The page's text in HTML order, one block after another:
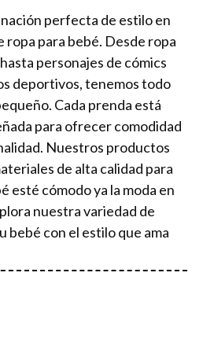
perfecta de estilo en
ropa para bebé. Desde ropa
personajes de cómics
deportivos, tenemos todo
Cada prenda está
para ofrecer comodidad
Nuestros productos
de alta calidad para
esté cómodo ya la moda en
nuestra variedad de
bebé con el estilo que ama